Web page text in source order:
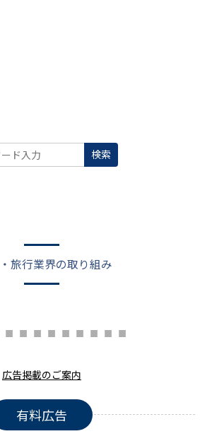
検索
旅行業界の取り組み
広告掲載のご案内
有料広告